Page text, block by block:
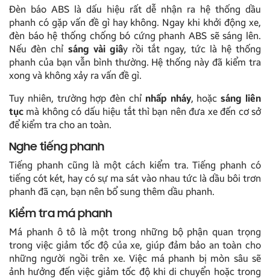
Đèn báo ABS là dấu hiệu rất dễ nhận ra hệ thống dầu
phanh có gặp vấn đề gì hay không. Ngay khi khởi động xe,
đèn báo hệ thống chống bó cứng phanh ABS sẽ sáng lên.
Nếu đèn chỉ sáng vài giây rồi tắt ngay, tức là hệ thống
phanh của bạn vẫn bình thường. Hệ thống này đã kiểm tra
xong và không xảy ra vấn đề gì.
Tuy nhiên, trường hợp đèn chỉ nhấp nháy, hoặcsáng liên
tục mà không có dấu hiệu tắt thì bạn nên đưa xe đến cơ sở
để kiểm tra cho an toàn.
Nghe tiếng phanh
Tiếng phanh cũng là một cách kiểm tra. Tiếng phanh có
tiếng cót két, hay có sự ma sát vào nhau tức là dầu bôi trơn
phanh đã cạn, bạn nên bổ sung thêm dầu phanh.
Kiểm tra má phanh
Má phanh ô tô là một trong những bộ phận quan trọng
trong việc giảm tốc độ của xe, giúp đảm bảo an toàn cho
những người ngồi trên xe. Việc má phanh bị mòn sâu sẽ
ảnh hưởng đến việc giảm tốc độ khi di chuyển hoặc trong